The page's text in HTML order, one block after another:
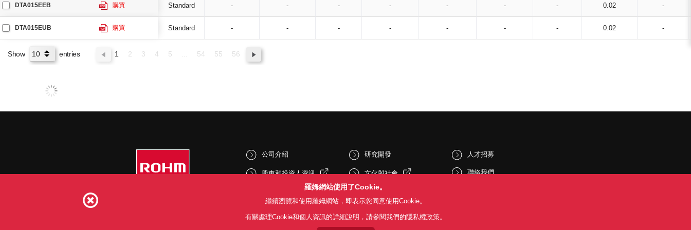
DTA015EEB 購買 Standard - - - - - - - 0.02 -
DTA015EUB 購買 Standard - - - - - - - 0.02 -
Show entries 1 2 3 4 5 54 55 56
公司介紹
股東和投資人資訊
研究開發
文化與社會
新聞
人才招募
聯絡我們
羅姆網站使用了Cookie。
繼續瀏覽和使用羅姆網站，即表示您同意使用Cookie。
有關處理Cookie和個人資訊的詳細說明，請參閱我們的隱私權政策。